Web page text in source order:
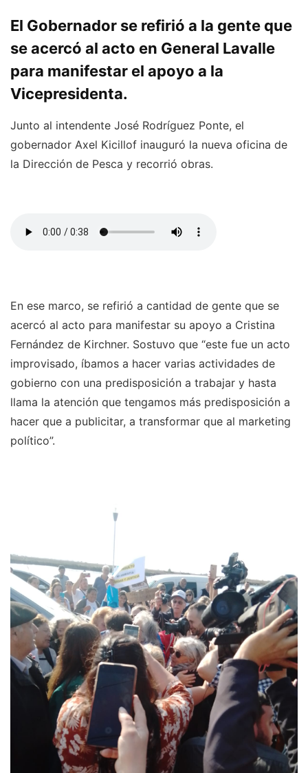
El Gobernador se refirió a la gente que
se acercó al acto en General Lavalle
para manifestar el apoyo a la
Vicepresidenta.
Junto al intendente José Rodríguez Ponte, el
gobernador Axel Kicillof inauguró la nueva oficina de
la Dirección de Pesca y recorrió obras.
En ese marco, se refirió a cantidad de gente que se
acercó al acto para manifestar su apoyo a Cristina
Fernández de Kirchner. Sostuvo que “este fue un acto
improvisado, íbamos a hacer varias actividades de
gobierno con una predisposición a trabajar y hasta
llama la atención que tengamos más predisposición a
hacer que a publicitar, a transformar que al marketing
político”.